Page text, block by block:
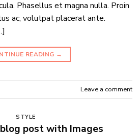
Phasellus et magna nulla. Proin
ac, volutpat placerat ante.
READING →
Leave a comment
STYLE
post with Images